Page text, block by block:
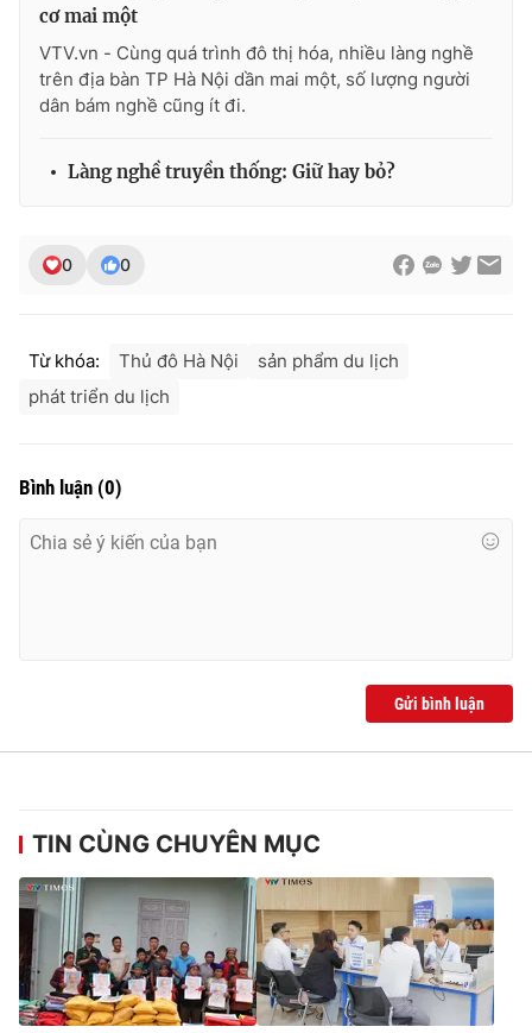
cơ mai một
VTV.vn - Cùng quá trình đô thị hóa, nhiều làng nghề
trên địa bàn TP Hà Nội dần mai một, số lượng người
dân bám nghề cũng ít đi.
Làng nghề truyền thống: Giữ hay bỏ?
0 0
Từ khóa: Thủ đô Hà Nội
sản phẩm du lịch
phát triển du lịch
Bình luận (0)
Gửi bình luận
TIN CÙNG CHUYÊN MỤC